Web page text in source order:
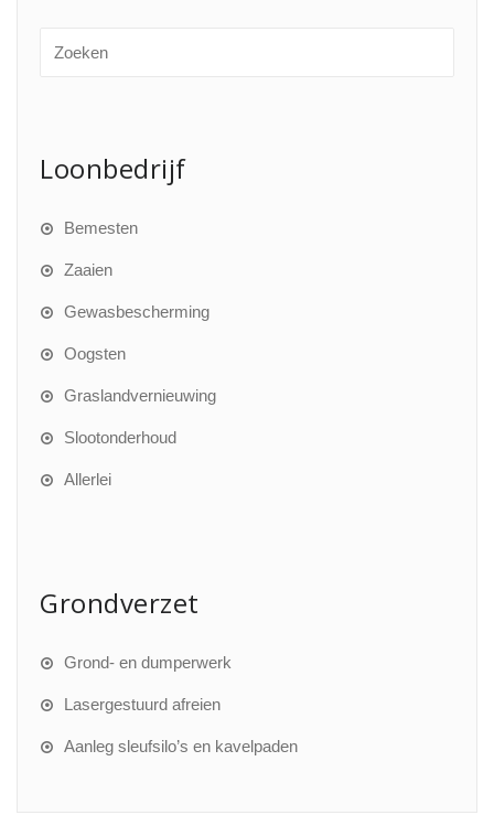
Loonbedrijf
Bemesten
Zaaien
Gewasbescherming
Oogsten
Graslandvernieuwing
Slootonderhoud
Allerlei
Grondverzet
Grond- en dumperwerk
Lasergestuurd afreien
Aanleg sleufsilo’s en kavelpaden